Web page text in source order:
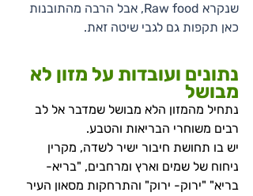
שנקרא Raw food, אבל הרבה מהתובנות
כאן תקפות גם לגבי שיטה זאת.
נתונים ועובדות על מזון לא
מבושל
נתחיל מהמזון הלא מבושל שמדבר אל לב
רבים משוחרי הבריאות והטבע.
יש בו תחושת חיבור ישיר לשדה, מקרין
ניחוח של שמים וארץ ומרחבים, "בריא-
בריא" "ירוק- ירוק" והתרחקות מסאון העיר